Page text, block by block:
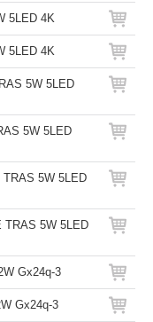
5LED 4K
5LED 4K
5W 5LED
5W 5LED
5W 5LED
TRAS 5W 5LED
Gx24q-3
Gx24q-3